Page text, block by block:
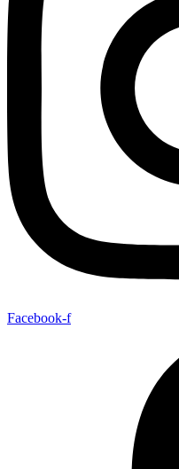
Facebook-f